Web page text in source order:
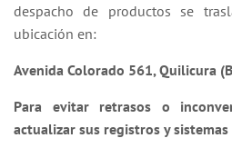
despacho de productos se
ubicación en:
Avenida Colorado 561, Quilicura
Para evitar retrasos o
actualizar sus registros y